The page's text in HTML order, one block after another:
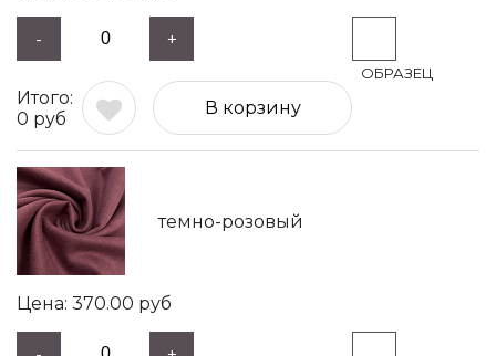
- +
0 руб
В корзину
темно-розовый
370.00 руб